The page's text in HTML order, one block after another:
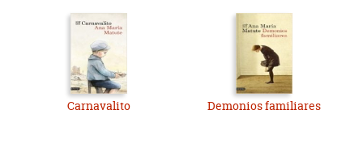
Carnavalito Demonios familiares